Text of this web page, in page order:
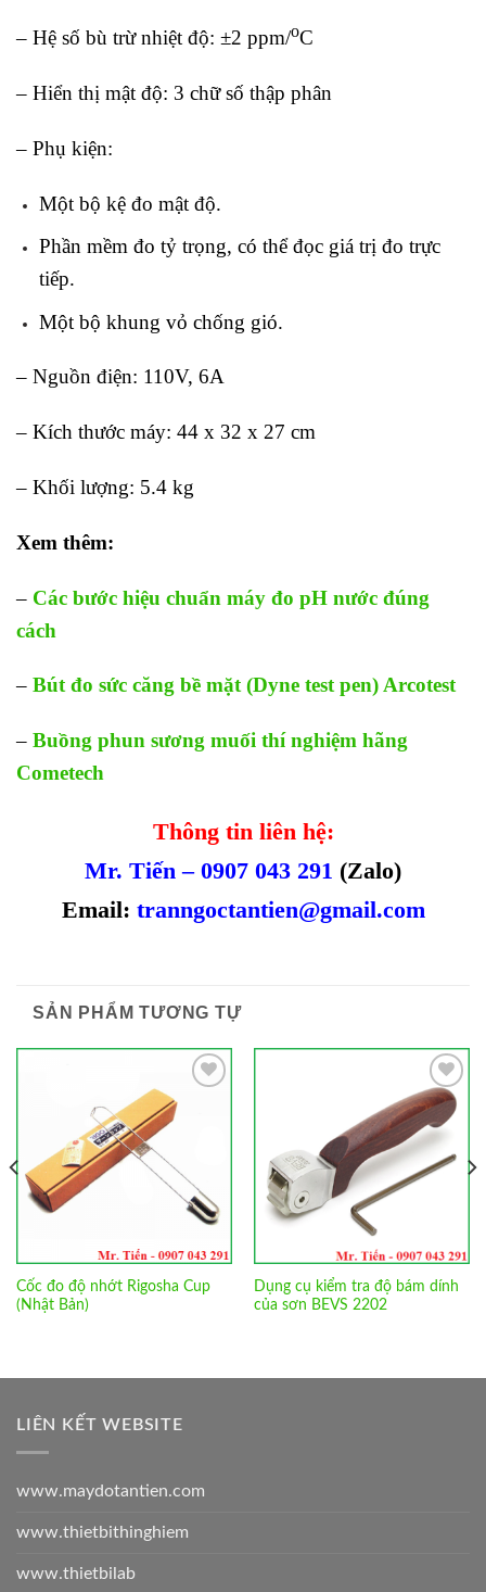
– Hệ số bù trừ nhiệt độ: ±2 ppm/oC
– Hiển thị mật độ: 3 chữ số thập phân
– Phụ kiện:
Một bộ kệ đo mật độ.
Phần mềm đo tỷ trọng, có thể đọc giá trị đo trực
tiếp.
Một bộ khung vỏ chống gió.
– Nguồn điện: 110V, 6A
– Kích thước máy: 44 x 32 x 27 cm
– Khối lượng: 5.4 kg
Xem thêm:
– Các bước hiệu chuẩn máy đo pH nước đúng
cách
– Bút đo sức căng bề mặt (Dyne test pen) Arcotest
– Buồng phun sương muối thí nghiệm hãng
Cometech
Thông tin liên hệ:
Mr. Tiến – 0907 043 291 (Zalo)
Email: tranngoctantien@gmail.com
SẢN PHẨM TƯƠNG TỰ
Cốc đo độ nhớt Rigosha Cup
(Nhật Bản)
Add to
Wishlist
Dụng cụ kiểm tra độ bám dính
của sơn BEVS 2202
LIÊN KẾT WEBSITE
www.maydotantien.com
www.thietbithinghiem
www.thietbilab